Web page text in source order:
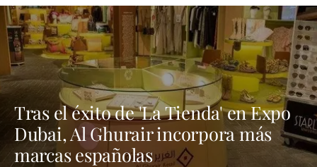
Tras el éxito de 'La Tienda' en Expo
Dubai, Al Ghurair incorpora más
marcas españolas